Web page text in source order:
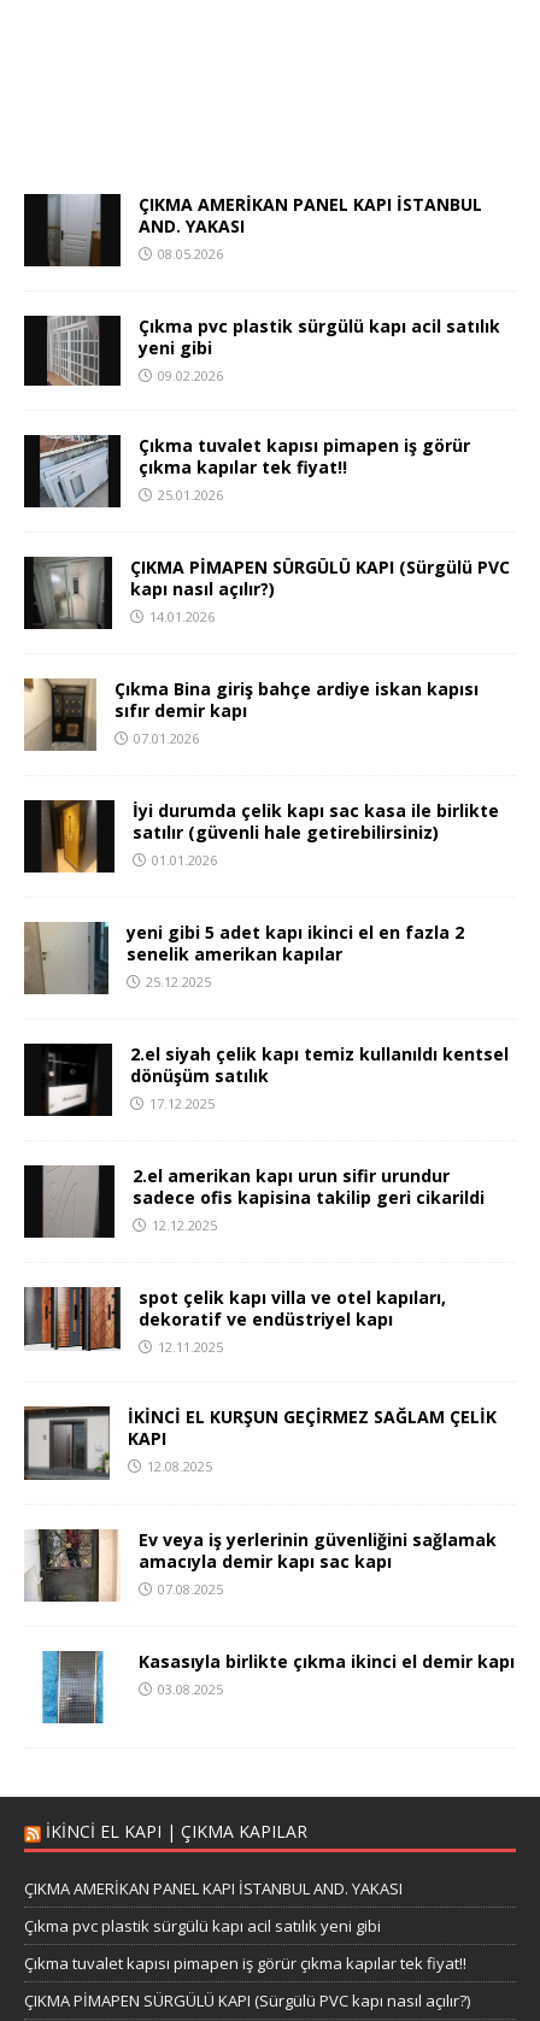
ÇIKMA AMERİKAN PANEL KAPI İSTANBUL
AND. YAKASI
08.05.2026
Çıkma pvc plastik sürgülü kapı acil satılık
yeni gibi
09.02.2026
Çıkma tuvalet kapısı pimapen iş görür
çıkma kapılar tek fiyat!!
25.01.2026
ÇIKMA PİMAPEN SÜRGÜLÜ KAPI (Sürgülü PVC
kapı nasıl açılır?)
14.01.2026
Çıkma Bina giriş bahçe ardiye iskan kapısı
sıfır demir kapı
07.01.2026
İyi durumda çelik kapı sac kasa ile birlikte
satılır (güvenli hale getirebilirsiniz)
01.01.2026
yeni gibi 5 adet kapı ikinci el en fazla 2
senelik amerikan kapılar
25.12.2025
2.el siyah çelik kapı temiz kullanıldı kentsel
dönüşüm satılık
17.12.2025
2.el amerikan kapı urun sifir urundur
sadece ofis kapisina takilip geri cikarildi
12.12.2025
spot çelik kapı villa ve otel kapıları,
dekoratif ve endüstriyel kapı
12.11.2025
İKİNCİ EL KURŞUN GEÇİRMEZ SAĞLAM ÇELİK
KAPI
12.08.2025
Ev veya iş yerlerinin güvenliğini sağlamak
amacıyla demir kapı sac kapı
07.08.2025
Kasasıyla birlikte çıkma ikinci el demir kapı
03.08.2025
IKINCI EL KAPI | ÇIKMA KAPILAR
ÇIKMA AMERİKAN PANEL KAPI İSTANBUL AND. YAKASI
Çıkma pvc plastik sürgülü kapı acil satılık yeni gibi
Çıkma tuvalet kapısı pimapen iş görür çıkma kapılar tek fiyat!!
ÇIKMA PİMAPEN SÜRGÜLÜ KAPI (Sürgülü PVC kapı nasıl açılır?)